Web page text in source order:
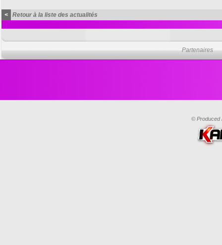
< Retour à la liste des actualités
Partenaires
© Produced